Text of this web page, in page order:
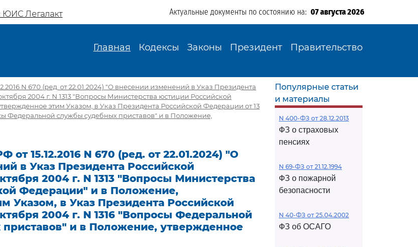
ЮИС Легалакт Актуальные документы по состоянию на: 07 августа 2026
Главная Кодексы Законы Президент Правительство
N 670 (ред. от 22.01.2024) "О внесении изменений в Указ Президента
2004 г. N 1313 "Вопросы Министерства юстиции Российской
этим Указом, в Указ Президента Российской Федерации от 13
Федеральной службы судебных приставов" и в Положение,
от 15.12.2016 N 670 (ред. от 22.01.2024) "О
в Указ Президента Российской
2004 г. N 1313 "Вопросы Министерства
Федерации" и в Положение,
Указом, в Указ Президента Российской
2004 г. N 1316 "Вопросы Федеральной
и в Положение, утвержденное
Популярные статьи
и материалы
N 400-ФЗ от 28.12.2013
ФЗ о страховых
пенсиях
N 69-ФЗ от 21.12.1994
ФЗ о пожарной
безопасности
N 40-ФЗ от 25.04.2002
ФЗ об ОСАГО